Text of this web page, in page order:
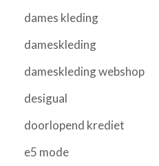
dames kleding
dameskleding
dameskleding webshop
desigual
doorlopend krediet
e5 mode